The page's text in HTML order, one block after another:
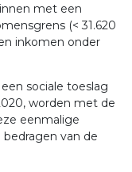
met een
(< 31.620
inkomen onder
sociale toeslag
worden met de
eenmalige
van de